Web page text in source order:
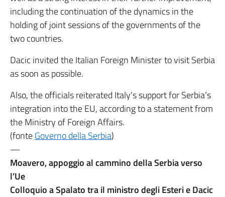
including the continuation of the dynamics in the
holding of joint sessions of the governments of the
two countries.
Dacic invited the Italian Foreign Minister to visit Serbia
as soon as possible.
Also, the officials reiterated Italy’s support for Serbia’s
integration into the EU, according to a statement from
the Ministry of Foreign Affairs.
(fonteGoverno della Serbia)
—
Moavero, appoggio al cammino della Serbia verso
l’Ue
Colloquio a Spalato tra il ministro degli Esteri e Dacic